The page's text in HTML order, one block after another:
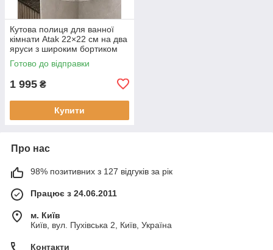
Кутова полиця для ванної
кімнати Atak 22×22 см на два
яруси з широким бортиком
18 мм (нержавіюча сталь)
2030431LUX
Готово до відправки
1 995 ₴
Купити
Про нас
98% позитивних з 127 відгуків за рік
Працює з 24.06.2011
м. Київ
Київ, вул. Пухівська 2, Київ, Україна
Контакти